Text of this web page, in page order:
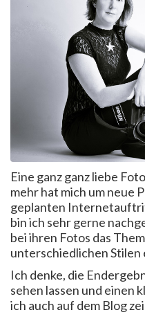
Eine ganz ganz liebe
mehr hat mich um neue
geplanten
bin ich sehr gerne
bei ihren Fotos das
unterschiedlichen
Ich denke, die
sehen lassen und einen
ich auch auf dem Blog